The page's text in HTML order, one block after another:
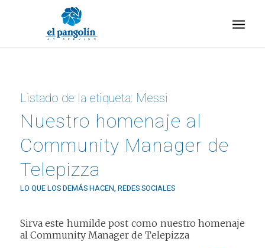
Listado de la etiqueta: Messi
Nuestro homenaje al
Community Manager de
Telepizza
LO QUE LOS DEMÁS HACEN, REDES SOCIALES
Sirva este humilde post como nuestro homenaje
al Community Manager de Telepizza